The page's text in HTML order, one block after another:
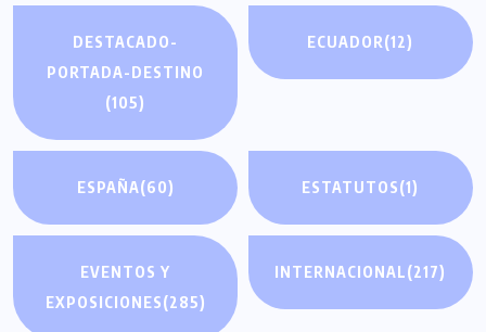
DESTACADO-
PORTADA-DESTINO
(105)
ECUADOR(12)
ESPAÑA(60) ESTATUTOS(1)
EVENTOS Y
EXPOSICIONES(285)
INTERNACIONAL(217)